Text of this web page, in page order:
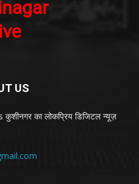
US
का लोकप्रिय डिजिटल न्यूज़